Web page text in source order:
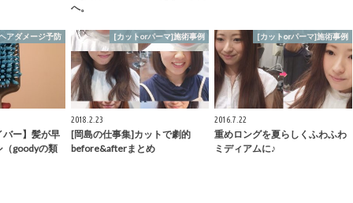
へ。
アダメージ予防
バー】髪が早
（goodyの類
[カットorパーマ]施術事例
2018.2.23
[岡島の仕事集]カットで劇的
before&afterまとめ
[カットorパーマ]施術事例
2016.7.22
重めロングを夏らしくふわふわ
ミディアムに♪